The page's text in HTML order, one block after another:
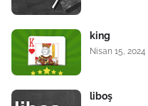
king
Nisan 15, 2024
liboş